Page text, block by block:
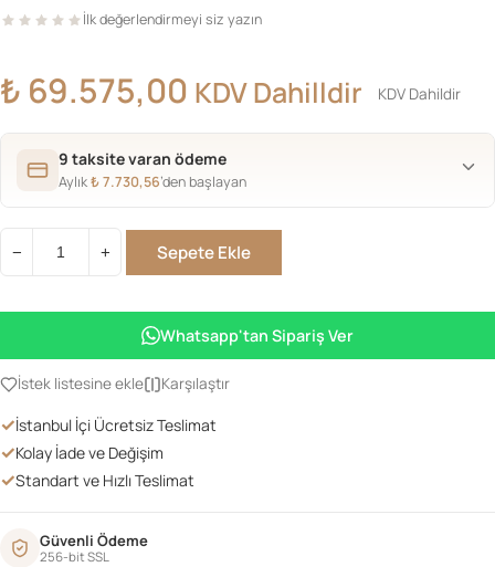
İlk değerlendirmeyi siz yazın
₺ 69.575,00 KDV Dahilldir KDV Dahildir
9 taksite varan ödeme
Aylık₺7.730,56’den başlayan
−
TORNA
MASA
SANDALYE
BEYAZ
adet
+ Sepete Ekle
Whatsapp'tan Sipariş Ver
İstek listesine ekle Karşılaştır
✓İstanbul İçi Ücretsiz Teslimat
✓Kolay İade ve Değişim
✓Standart ve Hızlı Teslimat
Güvenli Ödeme
256-bit SSL